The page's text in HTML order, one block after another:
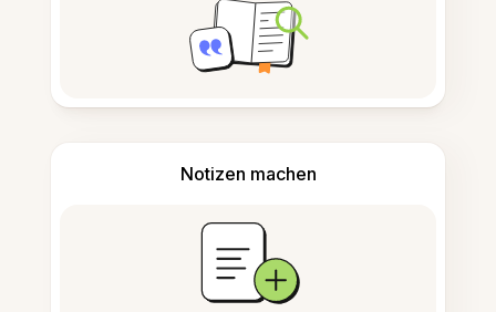
Notizen machen